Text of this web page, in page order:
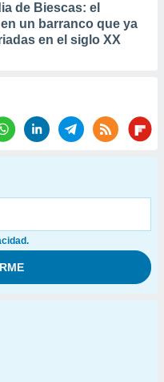
de Biescas: el
un barranco que ya
en el siglo XX